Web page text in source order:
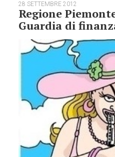
28 SETTEMBRE 2012
Regione
Guardia di